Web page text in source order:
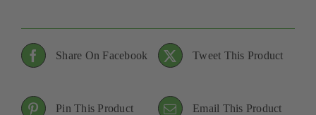
Share On Facebook Tweet This Product
Pin This Product Email This Product